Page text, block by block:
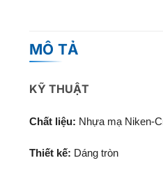
MÔ TẢ
KỸ THUẬT
Chất liệu: Nhựa mạ Niken-
Thiết kế: Dáng tròn